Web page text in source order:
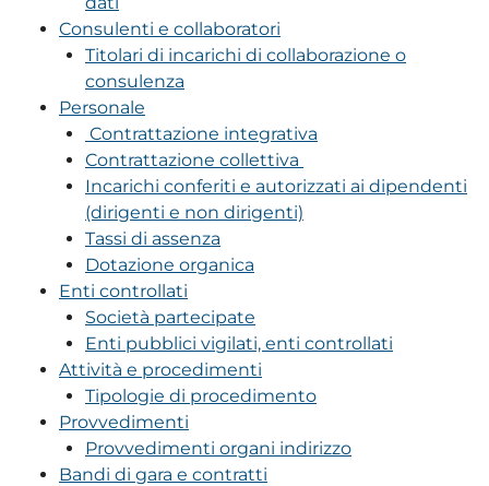
Consulenti e collaboratori
Titolari di incarichi di collaborazione o
consulenza
Personale
Contrattazione integrativa
Contrattazione collettiva
Incarichi conferiti e autorizzati ai dipendenti
(dirigenti e non dirigenti)
Tassi di assenza
Dotazione organica
Enti controllati
Società partecipate
Enti pubblici vigilati, enti controllati
Attività e procedimenti
Tipologie di procedimento
Provvedimenti
Provvedimenti organi indirizzo
Bandi di gara e contratti